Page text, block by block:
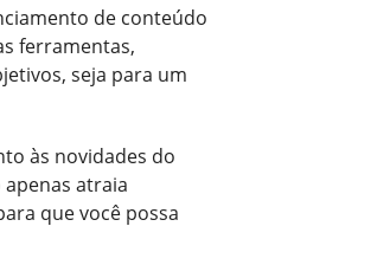
de conteúdo
ferramentas,
seja para um
às novidades do
atraia
que você possa